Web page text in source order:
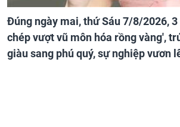
Đúng ngày mai, thứ Sáu 7/8/2026, 3
chép vượt vũ môn hóa rồng vàng',
giàu sang phú quý, sự nghiệp vươn